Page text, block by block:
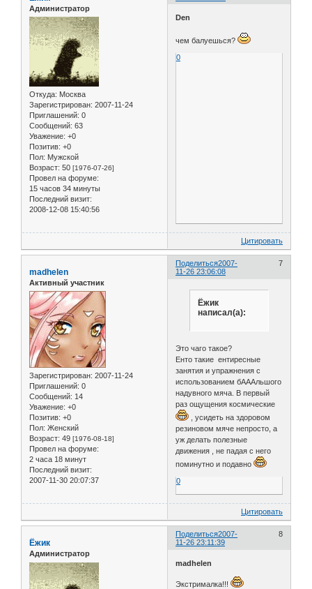
Администратор
Откуда: Москва
Зарегистрирован: 2007-11-24
Приглашений: 0
Сообщений: 63
Уважение: +0
Позитив: +0
Пол: Мужской
Возраст: 50 [1976-07-26]
Провел на форуме:
15 часов 34 минуты
Последний визит:
2008-12-08 15:40:56
Den
чем балуешься?
0
Цитировать
Поделиться 7
2007-
11-26 23:06:08
madhelen
Активный участник
Зарегистрирован: 2007-11-24
Приглашений: 0
Сообщений: 14
Уважение: +0
Позитив: +0
Пол: Женский
Возраст: 49 [1976-08-18]
Провел на форуме:
2 часа 18 минут
Последний визит:
2007-11-30 20:07:37
Ёжик
написал(а):
Это чаго такое?
Енто такие ентиресные
занятия и упражнения с
использованием бАААльшого
надувного мяча. В первый
раз ощущения космические
, усидеть на здоровом
резиновом мяче непросто, а
уж делать полезные
движения , не падая с него
поминутно и подавно
0
Цитировать
Поделиться 8
2007-
11-26 23:11:39
Ёжик
Администратор
madhelen
Экстрималка!!!